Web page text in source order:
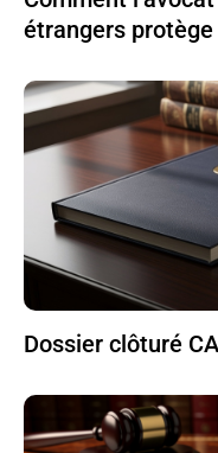
étrangers
Dossier clôturé